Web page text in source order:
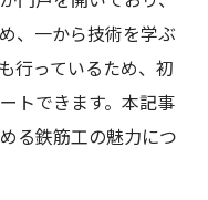
、一から技術を学ぶ
行っているため、初
トできます。本記事
る鉄筋工の魅力につ